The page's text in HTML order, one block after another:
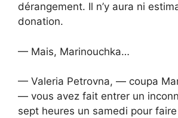
dérangement. Il n’y aura ni
donation.
— Mais, Marinouchka…
— Valeria Petrovna, — coupa
— vous avez fait entrer un
sept heures un samedi pour